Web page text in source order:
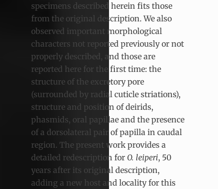
specimens described herein fits those
from the original description. We also
observed important morphological
characters not reported previously or not
properly described, and those are
reported here for the first time: the
structure of the excretory pore
(surrounded by radial cuticle striations),
structure and position of deirids,
phasmids, oral papillae and the presence
of a dorsolateral pair of papilla in caudal
region. The present work provides a
detailed redescription for O. leiperi, 50
years after its original description,
adding a new host and locality for this